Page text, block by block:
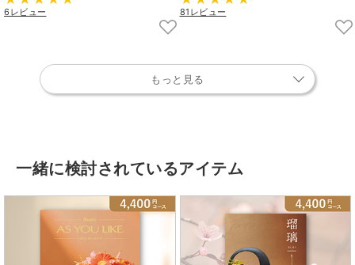
6レビュー 81レビュー
もっと見る
一緒に検討されているアイテム